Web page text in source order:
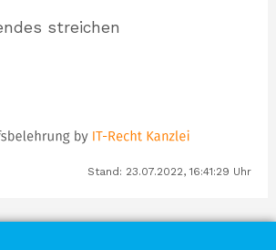
streichen
Stand: 23.07.2022, 16:41:29 Uhr